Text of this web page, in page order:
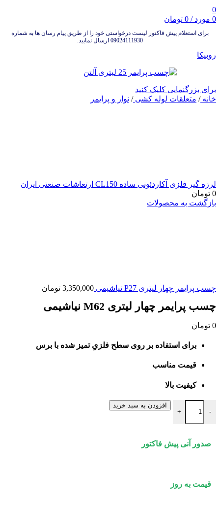
0
0 مورد /
0 تومان
برای استعلام پیش فاکتور لیست درخواستی خود را از طریق پیام رسان ها به شماره
09024111930 ارسال نمایید.
روبیکا
برای بزرگنمایی کلیک کنید
خانه/ متعلقات لوله کشی/ نوار و پرایمر
لرزه گیر فلزی آکاردئونی ساده CL150 ارتعاشات صنعتی ایران
0 تومان
بازگشت به محصولات
چسب پرایمر چهار لیتری P27 نیاشیمی 3,350,000 تومان
چسب پرایمر چهار لیتری M62 نیاشیمی
0 تومان
برای استفاده بر روی سطح فلزیِ تمیز شده با برس
قیمت مناسب
کیفیت بالا
-
چسب پرایمر چهار لیتری M62 نیاشیمی عدد
+
افزودن به سبد خرید
صدور آنی پیش فاکتور
قیمت به روز